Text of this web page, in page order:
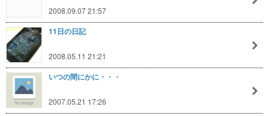
2008.09.07 21:57
11日の日記
2008.05.11 21:21
いつの間にかに・・・
2007.05.21 17:26